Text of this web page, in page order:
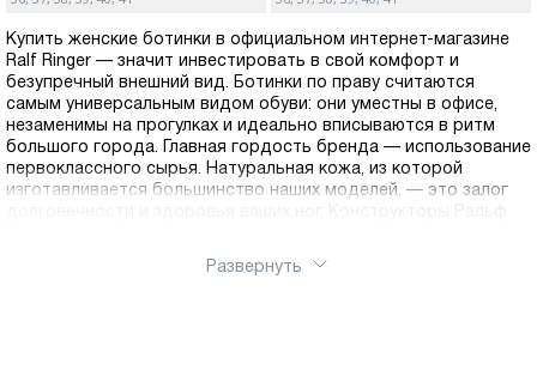
Купить женские ботинки в официальном интернет-магазине
Ralf Ringer — значит инвестировать в свой комфорт и
безупречный внешний вид. Ботинки по праву считаются
самым универсальным видом обуви: они уместны в офисе,
незаменимы на прогулках и идеально вписываются в ритм
большого города. Главная гордость бренда — использование
первоклассного сырья. Натуральная кожа, из которой
изготавливается большинство наших моделей, — это залог
обеспечивает надежное сцепление с поверхностью,
Развернуть